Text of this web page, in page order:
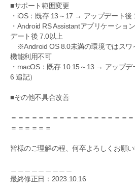
■サポート範囲変更
・iOS：既存 13～17 → アップデート後
・Android RS Assistantアプリケーシ
デート後 7.0以上
※Android OS 8.0未満の環境ではスワ
機能利用不可
・macOS：既存 10.15～13 → アップ
6 追記）
■その他不具合改善
＝＝＝＝＝＝＝＝＝＝＝＝＝＝＝＝＝
＝＝＝＝＝＝
皆様のご理解の程、何卒よろしくお願い
最終修正日：2023.10.16